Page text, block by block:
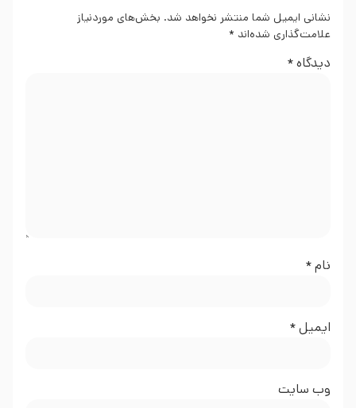
نشانی ایمیل شما منتشر نخواهد شد. بخش‌های موردنیاز
علامت‌گذاری شده‌اند *
دیدگاه*
نام*
ایمیل*
وب‌ سایت